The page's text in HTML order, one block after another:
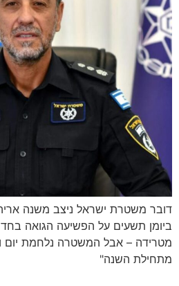
דובר משטרת ישראל ניצב משנה
ביומן תשעים על הפשיעה הגואה
מתחילת השנה"